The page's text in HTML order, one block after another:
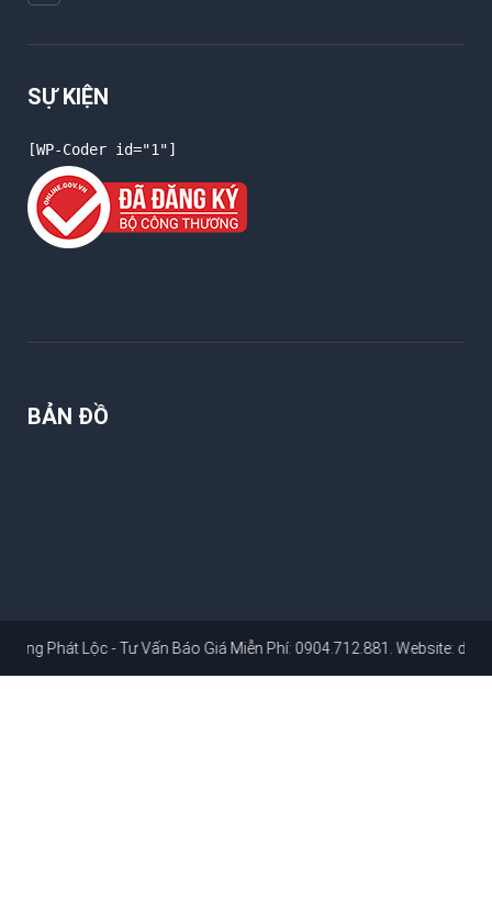
SỰ KIỆN
[WP-Coder id="1"]
BẢN ĐỒ
Lộc - Tư Vấn Báo Giá Miễn Phí: 0904.712.881. Website: